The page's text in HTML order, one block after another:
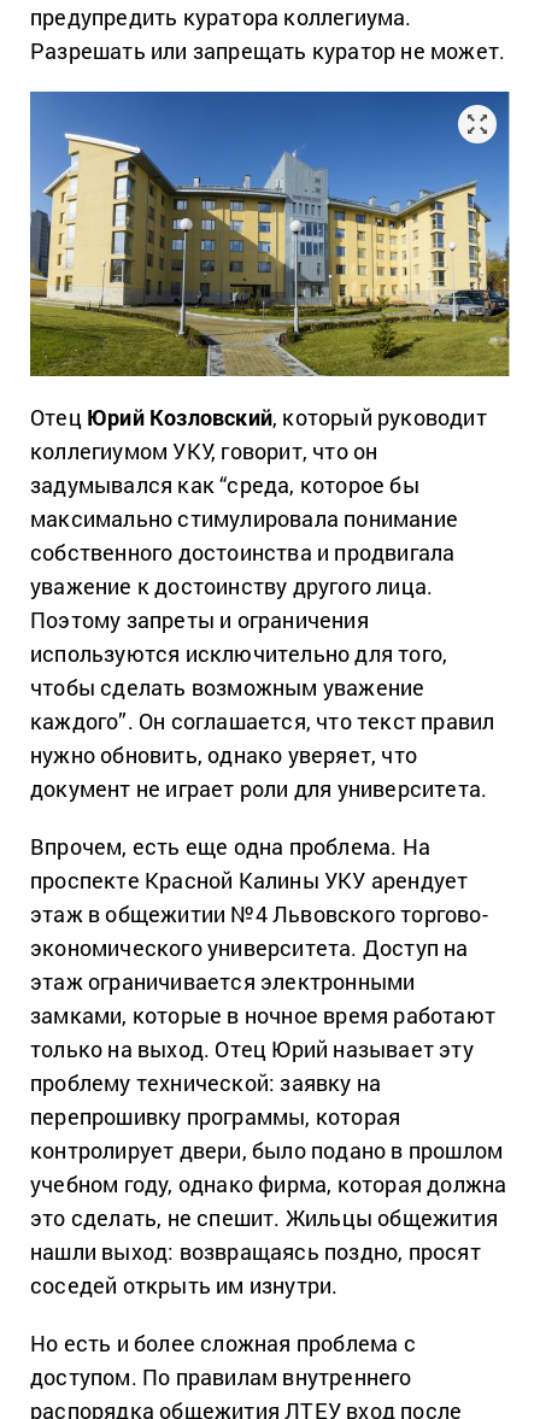
предупредить куратора коллегиума.
Разрешать или запрещать куратор не может.
Отец Юрий Козловский, который руководит
коллегиумом УКУ, говорит, что он
задумывался как “среда, которое бы
максимально стимулировала понимание
собственного достоинства и продвигала
уважение к достоинству другого лица.
Поэтому запреты и ограничения
используются исключительно для того,
чтобы сделать возможным уважение
каждого”. Он соглашается, что текст правил
нужно обновить, однако уверяет, что
документ не играет роли для университета.
Впрочем, есть еще одна проблема. На
проспекте Красной Калины УКУ арендует
этаж в общежитии №4 Львовского торгово-
экономического университета. Доступ на
этаж ограничивается электронными
замками, которые в ночное время работают
только на выход. Отец Юрий называет эту
проблему технической: заявку на
перепрошивку программы, которая
контролирует двери, было подано в прошлом
учебном году, однако фирма, которая должна
это сделать, не спешит. Жильцы общежития
нашли выход: возвращаясь поздно, просят
соседей открыть им изнутри.
Но есть и более сложная проблема с
доступом. По правилам внутреннего
распорядка общежития ЛТЕУ вход после